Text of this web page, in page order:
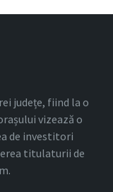
județe, fiind la o
vizează o
de investitori
titulaturii de